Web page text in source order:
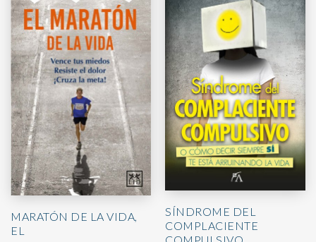
MARATÓN DE LA VIDA,
EL
SÍNDROME DEL
COMPLACIENTE